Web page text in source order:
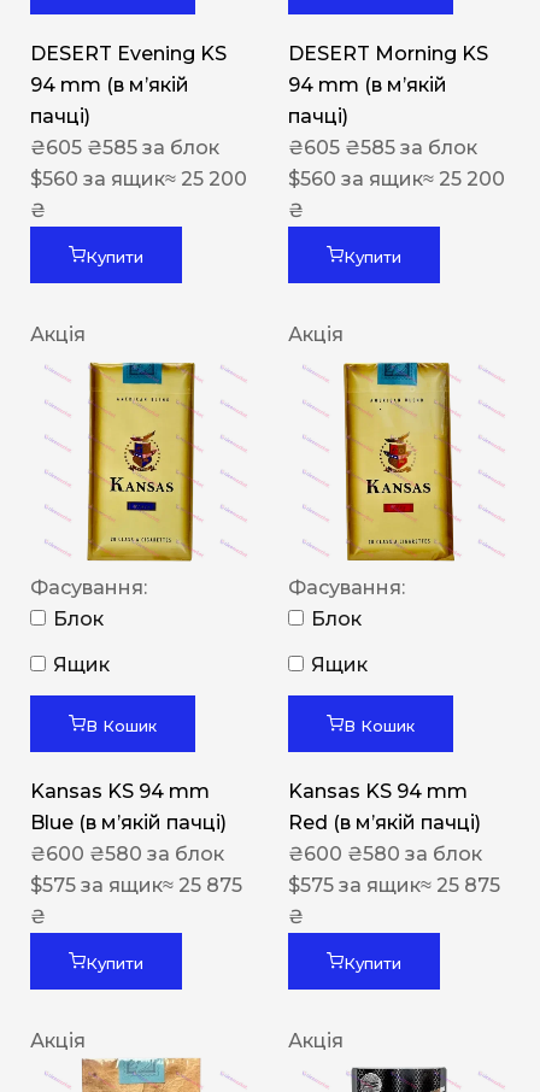
DESERT Evening KS
94 mm (в мʼякій
пачці)
₴605 ₴585 за блок
$560 за ящик≈ 25 200
₴
Купити
DESERT Morning KS
94 mm (в мʼякій
пачці)
₴605 ₴585 за блок
$560 за ящик≈ 25 200
₴
Купити
Акція
Фасування:
Блок
Ящик
В Кошик
Kansas KS 94 mm
Blue (в мʼякій пачці)
₴600 ₴580 за блок
$575 за ящик≈ 25 875
₴
Купити
Акція
Фасування:
Блок
Ящик
В Кошик
Kansas KS 94 mm
Red (в мʼякій пачці)
₴600 ₴580 за блок
$575 за ящик≈ 25 875
₴
Купити
Акція Акція